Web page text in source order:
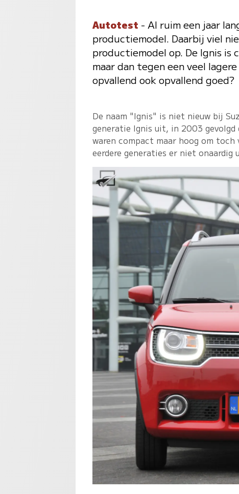
Autotest - Al ruim een jaar
productiemodel. Daarbij viel
productiemodel op. De Ignis
maar dan tegen een veel
opvallend ook opvallend goed?
De naam "Ignis" is niet nieuw bij
generatie Ignis uit, in 2003 gevolgd
waren compact maar hoog om
eerdere generaties er niet